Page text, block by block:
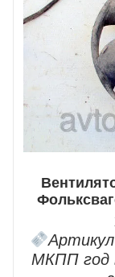
МКПП год